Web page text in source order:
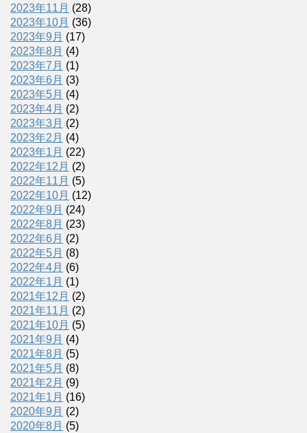
2023年11月 (28)
2023年10月 (36)
2023年9月 (17)
2023年8月 (4)
2023年7月 (1)
2023年6月 (3)
2023年5月 (4)
2023年4月 (2)
2023年3月 (2)
2023年2月 (4)
2023年1月 (22)
2022年12月 (2)
2022年11月 (5)
2022年10月 (12)
2022年9月 (24)
2022年8月 (23)
2022年6月 (2)
2022年5月 (8)
2022年4月 (6)
2022年1月 (1)
2021年12月 (2)
2021年11月 (2)
2021年10月 (5)
2021年9月 (4)
2021年8月 (5)
2021年5月 (8)
2021年2月 (9)
2021年1月 (16)
2020年9月 (2)
2020年8月 (5)